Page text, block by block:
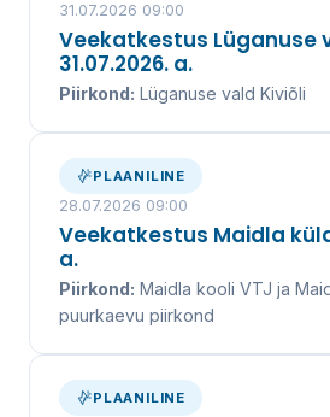
31.07.2026 09:00
Veekatkestus Lüganuse
31.07.2026. a.
Piirkond: Lüganuse vald Kiviõli
PLAANILINE
28.07.2026 09:00
Veekatkestus Maidla
a.
Piirkond: Maidla kooli VTJ ja
puurkaevu piirkond
PLAANILINE